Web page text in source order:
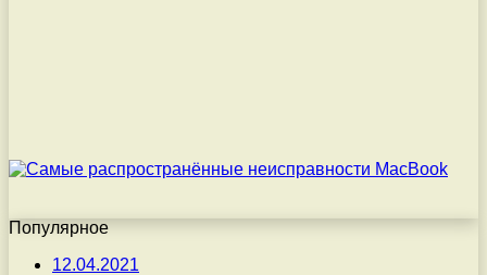
Популярное
12.04.2021